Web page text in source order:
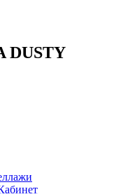
DUSTY